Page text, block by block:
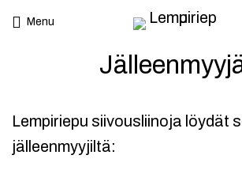
Menu
Lempiriepu siivousliinoja löydät
jälleenmyyjiltä: